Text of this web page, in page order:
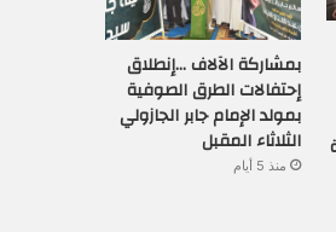
بمشاركة الآلاف …إنطلاق
إحتفالات الطرق الصوفية
بمولد الإمام جابر الجازولي
الثلاثاء المقبل
منذ 5 أيام